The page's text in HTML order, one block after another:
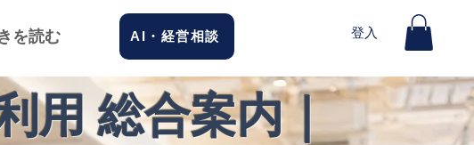
を読む AI・経営相談 登入
用 総合案内｜